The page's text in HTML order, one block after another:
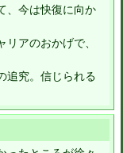
、今は快復に向か
アのおかげで、
追究。信じられる